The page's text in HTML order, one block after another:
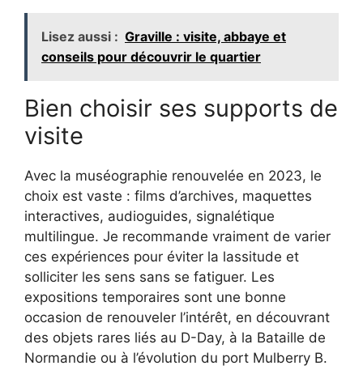
Lisez aussi : Graville : visite, abbaye et
conseils pour découvrir le quartier
Bien choisir ses supports de
visite
Avec la muséographie renouvelée en 2023, le
choix est vaste : films d’archives, maquettes
interactives, audioguides, signalétique
multilingue. Je recommande vraiment de varier
ces expériences pour éviter la lassitude et
solliciter les sens sans se fatiguer. Les
expositions temporaires sont une bonne
occasion de renouveler l’intérêt, en découvrant
des objets rares liés au D-Day, à la Bataille de
Normandie ou à l’évolution du port Mulberry B.